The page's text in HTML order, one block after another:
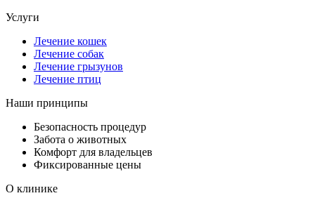
Услуги
Лечение кошек
Лечение собак
Лечение грызунов
Лечение птиц
Наши принципы
Безопасность процедур
Забота о животных
Комфорт для владельцев
Фиксированные цены
О клинике